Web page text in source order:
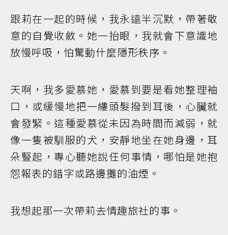
跟莉在一起的時候，我永遠半沉默，帶著敬
意的自覺收斂。她一抬眼，我就會下意識地
放慢呼吸，怕驚動什麼隱形秩序。
天啊，我多愛慕她，愛慕到要是看她整理袖
口，或緩慢地把一縷頭髮撥到耳後，心臟就
會發緊。這種愛慕從未因為時間而減弱，就
像一隻被馴服的犬，安靜地坐在她身邊，耳
朵豎起，專心聽她說任何事情，哪怕是她抱
怨報表的錯字或路邊攤的油煙。
我想起那一次帶莉去情趣旅社的事。